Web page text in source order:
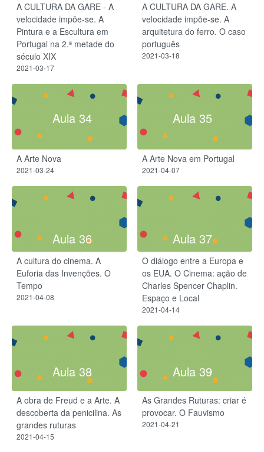
A CULTURA DA GARE - A
velocidade impõe-se. A
Pintura e a Escultura em
Portugal na 2.ª metade do
século XIX
2021-03-17
A CULTURA DA GARE. A
velocidade impõe-se. A
arquitetura do ferro. O caso
português
2021-03-18
Aula 34
A Arte Nova
2021-03-24
Aula 35
A Arte Nova em Portugal
2021-04-07
Aula 36
A cultura do cinema. A
Euforia das Invenções. O
Tempo
2021-04-08
Aula 37
O diálogo entre a Europa e
os EUA. O Cinema: ação de
Charles Spencer Chaplin.
Espaço e Local
2021-04-14
Aula 38
A obra de Freud e a Arte. A
descoberta da penicilina. As
grandes ruturas
2021-04-15
Aula 39
As Grandes Ruturas: criar é
provocar. O Fauvismo
2021-04-21